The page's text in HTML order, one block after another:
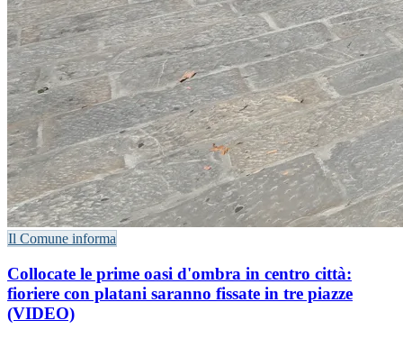
Il Comune informa
Collocate le prime oasi d'ombra in centro città:
fioriere con platani saranno fissate in tre piazze
(VIDEO)